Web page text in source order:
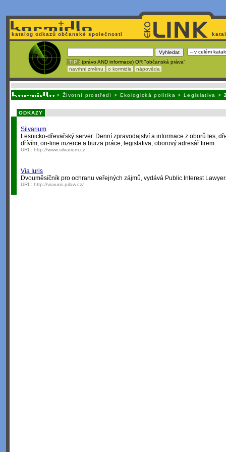
katalog odkazů občanské společnosti
! TIP : (právo AND informace) OR "občanská práva"
navrhni změnu
o kormidle nápověda
> Životní prostředí > Ekologická politika >Legislativa >
ODKAZY
Silvarium
Lesnicko-dřevařský server. Denní zpravodajství a informace z oborů les,
dřívím, on-line inzerce a burza práce, legislativa, oborový adresář firem.
URL: http://www.silvarium.cz
Via Iuris
Dvouměsíčník pro ochranu veřejných zájmů, vydává Public Interest
URL: http://viaiuris.pilaw.cz/